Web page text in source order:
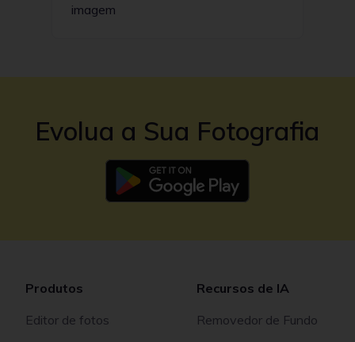
imagem
Evolua a Sua Fotografia
Produtos
Editor de fotos
Recursos de IA
Removedor de Fundo